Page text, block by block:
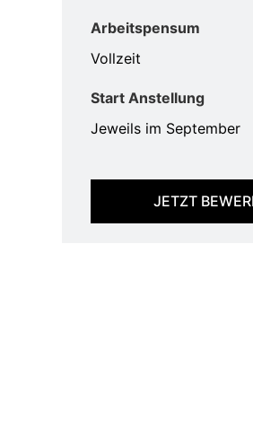
Arbeitspensum
Vollzeit
Start Anstellung
Jeweils im September
JETZT